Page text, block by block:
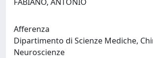
Afferenza
Dipartimento di Scienze Mediche,
Neuroscienze